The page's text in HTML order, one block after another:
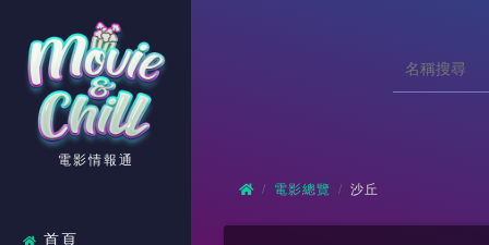
電影情報通
首頁
電影總覽 沙丘